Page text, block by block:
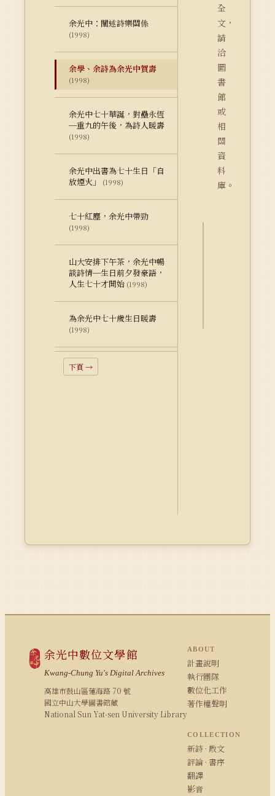
余光中：闡述詩樂關係
(1998)
余學、余詩為余光中賀壽
(1998)
余光中七十華誕，對壘永恆
─重九的午後，為詩人暖壽
(1998)
余光中出書為七十生日「自
放煙火」
(1998)
七十紅塵，余光中帶勁
(1998)
山大安排下午茶，余光中暢
談詩情─生日前夕發豪語，
人生七十才開始 (1998)
為余光中七十歲生日暖壽
(1998)
下頁 →
全
文，
請
洽
圖
書
館
或
相
關
資
料
庫。
余光中數位文學館
Kwang-Chung Yu's Digital Archives
高雄市鼓山區蓮海路 70 號
國立中山大學圖書館藏
National Sun Yat-sen University Library
ABOUT
計畫說明
執行團隊
數位化工作
著作權聲明
COLLECTION
新詩 · 散文
評論 · 書序
翻譯
影音